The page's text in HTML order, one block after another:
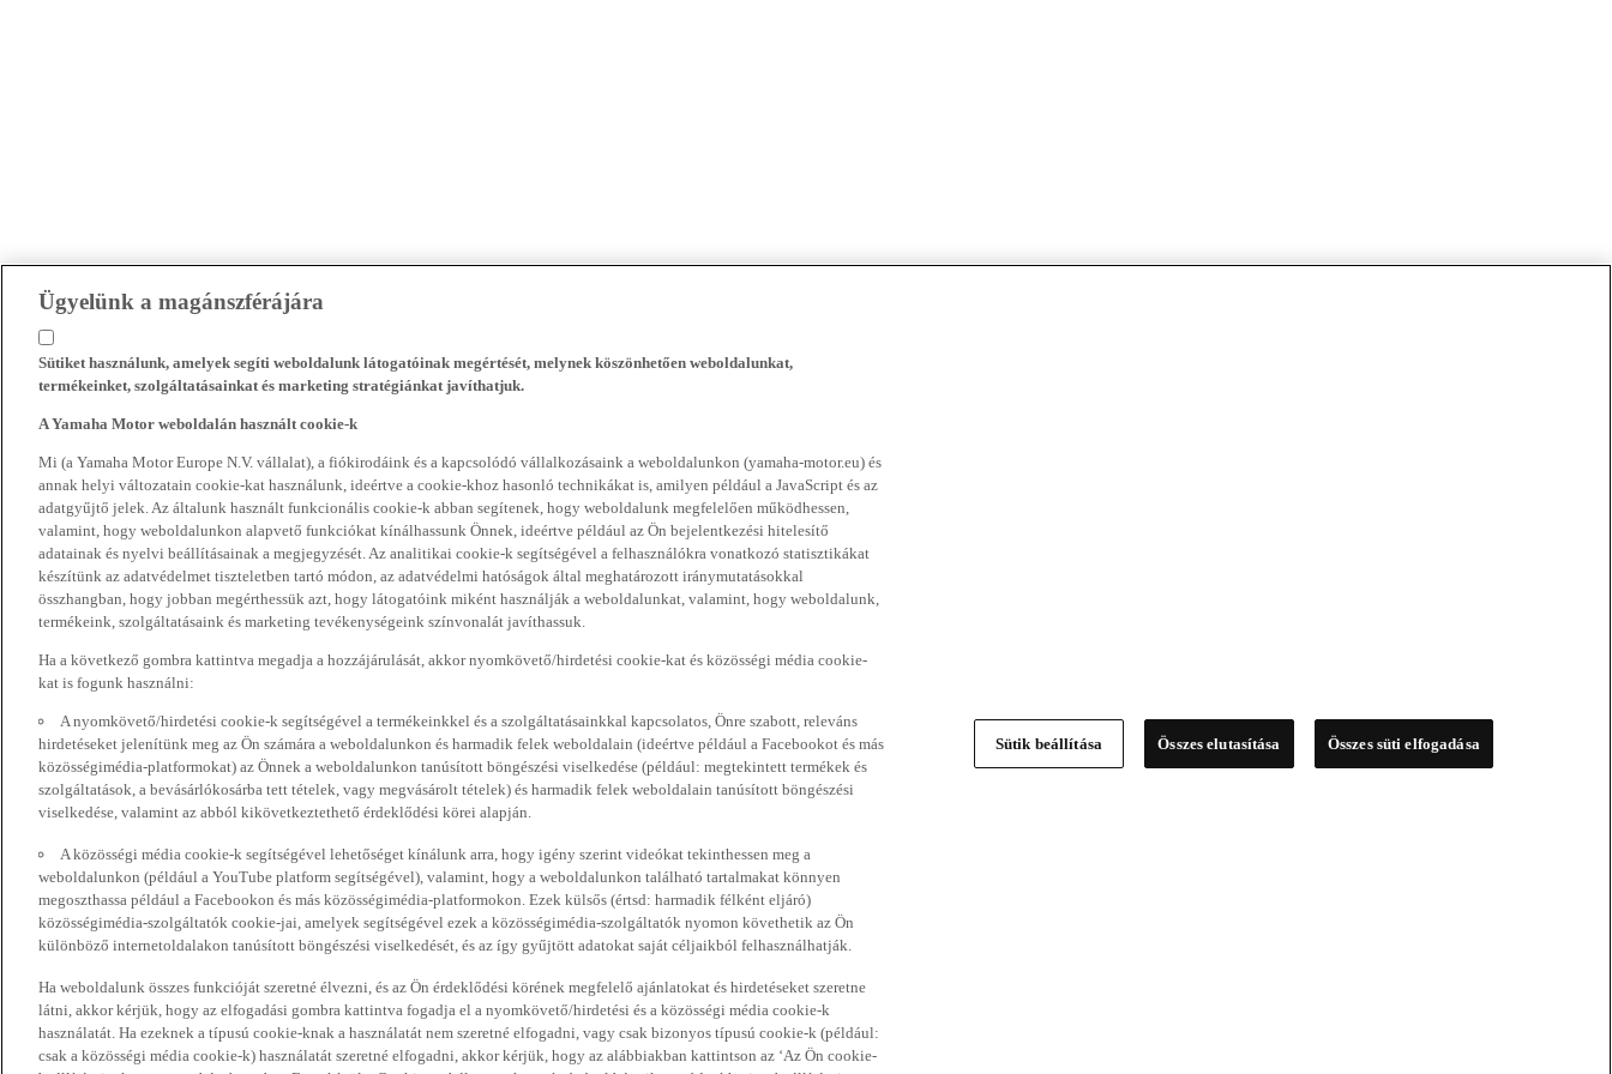
Ügyelünk a magánszférájára
Sütiket használunk, amelyek segíti weboldalunk látogatóinak megértését, melynek köszönhetően weboldalunkat,
termékeinket, szolgáltatásainkat és marketing stratégiánkat javíthatjuk.
A Yamaha Motor weboldalán használt cookie-k
Mi (a Yamaha Motor Europe N.V. vállalat), a fiókirodáink és a kapcsolódó vállalkozásaink a weboldalunkon (yamaha-motor.eu) és
annak helyi változatain cookie-kat használunk, ideértve a cookie-khoz hasonló technikákat is, amilyen például a JavaScript és az
adatgyűjtő jelek. Az általunk használt funkcionális cookie-k abban segítenek, hogy weboldalunk megfelelően működhessen,
valamint, hogy weboldalunkon alapvető funkciókat kínálhassunk Önnek, ideértve például az Ön bejelentkezési hitelesítő
adatainak és nyelvi beállításainak a megjegyzését. Az analitikai cookie-k segítségével a felhasználókra vonatkozó statisztikákat
készítünk az adatvédelmet tiszteletben tartó módon, az adatvédelmi hatóságok által meghatározott iránymutatásokkal
összhangban, hogy jobban megérthessük azt, hogy látogatóink miként használják a weboldalunkat, valamint, hogy weboldalunk,
termékeink, szolgáltatásaink és marketing tevékenységeink színvonalát javíthassuk.
Ha a következő gombra kattintva megadja a hozzájárulását, akkor nyomkövető/hirdetési cookie-kat és közösségi média cookie-
kat is fogunk használni:
A nyomkövető/hirdetési cookie-k segítségével a termékeinkkel és a szolgáltatásainkkal kapcsolatos, Önre szabott, releváns
hirdetéseket jelenítünk meg az Ön számára a weboldalunkon és harmadik felek weboldalain (ideértve például a Facebookot és más
közösségimédia-platformokat) az Önnek a weboldalunkon tanúsított böngészési viselkedése (például: megtekintett termékek és
szolgáltatások, a bevásárlókosárba tett tételek, vagy megvásárolt tételek) és harmadik felek weboldalain tanúsított böngészési
viselkedése, valamint az abból kikövetkeztethető érdeklődési körei alapján.
A közösségi média cookie-k segítségével lehetőséget kínálunk arra, hogy igény szerint videókat tekinthessen meg a
weboldalunkon (például a YouTube platform segítségével), valamint, hogy a weboldalunkon található tartalmakat könnyen
megoszthassa például a Facebookon és más közösségimédia-platformokon. Ezek külsős (értsd: harmadik félként eljáró)
közösségimédia-szolgáltatók cookie-jai, amelyek segítségével ezek a közösségimédia-szolgáltatók nyomon követhetik az Ön
különböző internetoldalakon tanúsított böngészési viselkedését, és az így gyűjtött adatokat saját céljaikból felhasználhatják.
Ha weboldalunk összes funkcióját szeretné élvezni, és az Ön érdeklődési körének megfelelő ajánlatokat és hirdetéseket szeretne
látni, akkor kérjük, hogy az elfogadási gombra kattintva fogadja el a nyomkövető/hirdetési és a közösségi média cookie-k
használatát. Ha ezeknek a típusú cookie-knak a használatát nem szeretné elfogadni, vagy csak bizonyos típusú cookie-k (például:
csak a közösségi média cookie-k) használatát szeretné elfogadni, akkor kérjük, hogy az alábbiakban kattintson az ‘Az Ön cookie-
Sütik beállítása Összes elutasítása Összes süti elfogadása